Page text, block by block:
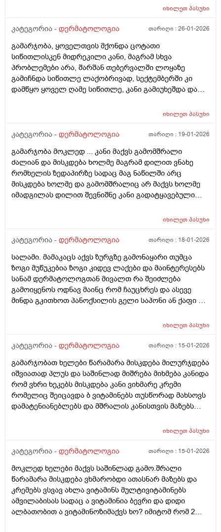
ტკივილი არ მაქვს, მაგრამ აშკარა ასიმეტრიაა
კანის გაღიზიანება, ოფლის ჯირკვლების აქტივობის
როგორი ტიპის მოვლას მირჩევთ ვარ 17 წლის ბიჭი
ბევრი სხვადასხვა დეზოდორანტი მიხმარია და
აღმოვაჩინე რო დეზოდორანტებში არ არის საქმე
არამედ ჩემს მარცხენა იღლიაშია. მადლობა წინასწარ
პასუხისთვის
იხილეთპასუხი
კატეგორია - დერმატოლოგია თარიღი :26-01-2026
გამარჯობა, ყოველთვის მქონდა ცოტათი
სიწითლისკენ მიდრეკილი კანი, მაგრამ სხვა
პრობლემები არა, შარშან თებერვალში ლოყაზე
გამიჩნდა სიწითლე ლაქობრივად, სექტემბერში კი
დამწყო ყოველ ღამე სიწითლე, კანი გამიუხეშდა და
საწინააღმდეგო სახის დასააბნი 6 კვირის მანძილზე,
ამასთან ერთად ავენის ტოლარენს კონტროლი,
რაც დავიწყე მკურნალობა საშინლად მომემატა
ლოყებზე გამონაყარი, სხაბოლოოდ დავიწყე
დოქსიციკლინის 100 მგ დალევა უკვე 10 დღეზე მეტია
და სახე უფრო ჩაწყნარდა, რა ვქნა როდის შევწყვიტო
დალევა?
იხილეთპასუხი
კატეგორია - დერმატოლოგია თარიღი : 19-01-2026
გამარჯობა მოკლედ ... კანი მაქვს გამომშრალი
ძალიან და მისკდება ხოლმე მაგრამ დილით ვნახე
რომხელის ზედაპირზე სადაც მაგ ნაწილში არც
მისკდება ხოლმე და გამომშრალიც არ მაქვს ხოლმე
იმადგილას დილით შევნიშნე კანი გადატყავებული
გამჭროდა და რაგაცა მაგრამ ეს პატარა მერე
თხლად კანზე რა შეიძლება იყოს
იხილეთპასუხი
კატეგორია - დერმატოლოგია თარიღი : 18-01-2026
სალამი. მამაკაცს აქვს ზურგზე გამონაყარი თუმცა
ზოგი მუწუკებია ზოგი კიდევ ლაქები და მაინტერესებს
სანამ დერმატოლოგთან მივალთ რა შეიძლება
გამოიყენოს ოდნავ მაინც რომ ჩაუცხრეს და ასევე
მინდა გკითხოთ პანოქსილის გელი საპონი ან ქაფი თუ
იხილეთპასუხი
კატეგორია - დერმატოლოგია თარიღი : 15-01-2026
გამარჯობათ ხელები წარამარა მისკდება მილურჯდება
იშვიათად პლუს და საშინლად მიშრება მიხმება კანიდა
რომ ვხრი ხეკებს მისკდება კანი ვიხმარე კრემი
რომელიც შეიცავდა ბ ვიტამინებს თუსწორად მახსოვს
დამატენიანებლებს და მშრალის კანისთვის მაზებს
გამომწვევი მიზეზები ხშირი ხელების ბანვის გარდა და
გამომწვევი მიზეზები ან რა სხვა დაავადებები
კრემი
იხილეთპასუხი
კატეგორია - დერმატოლოგია თარიღი : 15-01-2026
მოკლედ ხელები მაქვს საშინლად გამო.შრალი
წარამარა მისკდება ვხმარობდი ათასნარ მაზებს და
კრემებს ვსვავ ახლა ვიტამინს მულტივიტამინებს
ამვილაბისას სადაც ა ვიტამინია ბევრი და დიდი
ალბათობით ა ვიტამინოზიმაქვს ხო? იმიტომ რომ 2